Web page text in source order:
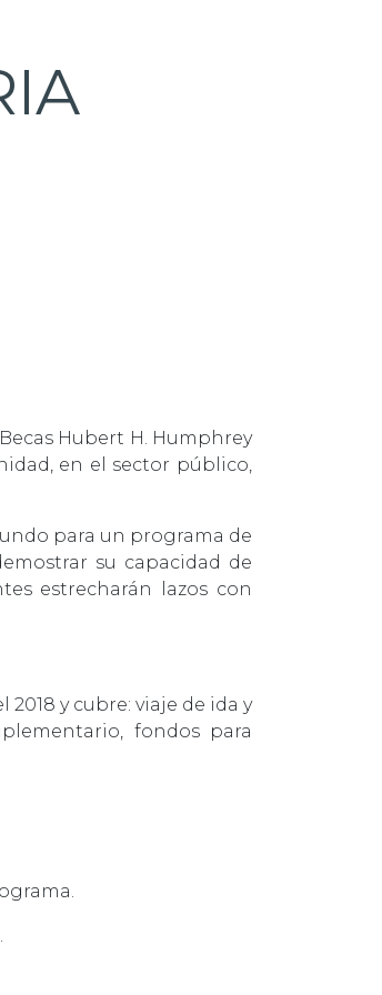
Hubert H. Humphrey
en el sector público,
para un programa de
su capacidad de
estrecharán lazos con
y cubre: viaje de ida y
fondos para